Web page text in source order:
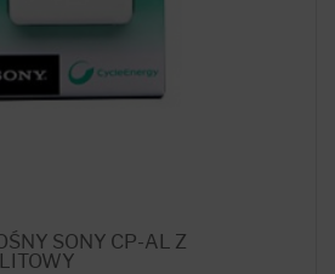
SONY CP-AL Z